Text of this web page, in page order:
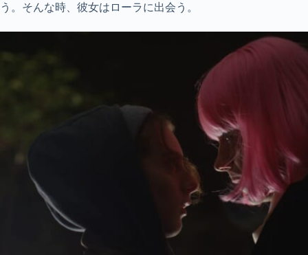
う。そんな時、彼女はローラに出会う。